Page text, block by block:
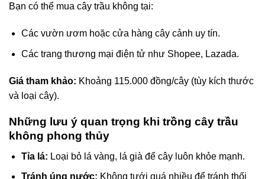
Bạn có thể mua cây trầu không tại:
Các vườn ươm hoặc cửa hàng cây cảnh uy tín.
Các trang thương mại điện tử như Shopee, Lazada.
Giá tham khảo: Khoảng 115.000 đồng/cây (tùy kích thước
và loại cây).
Những lưu ý quan trọng khi trồng cây trầu
không phong thủy
Tỉa lá: Loại bỏ lá vàng, lá già để cây luôn khỏe mạnh.
Tránh úng nước: Không tưới quá nhiều để tránh thối